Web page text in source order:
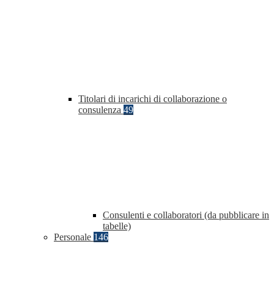
Titolari di incarichi di collaborazione o
consulenza 49
Consulenti e collaboratori (da pubblicare in
tabelle)
Personale 146